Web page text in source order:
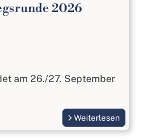
2026
am 26./27. September
Weiterlesen